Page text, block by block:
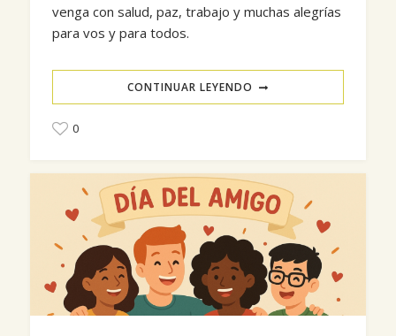
venga con salud, paz, trabajo y muchas alegrías
para vos y para todos.
CONTINUAR LEYENDO
0